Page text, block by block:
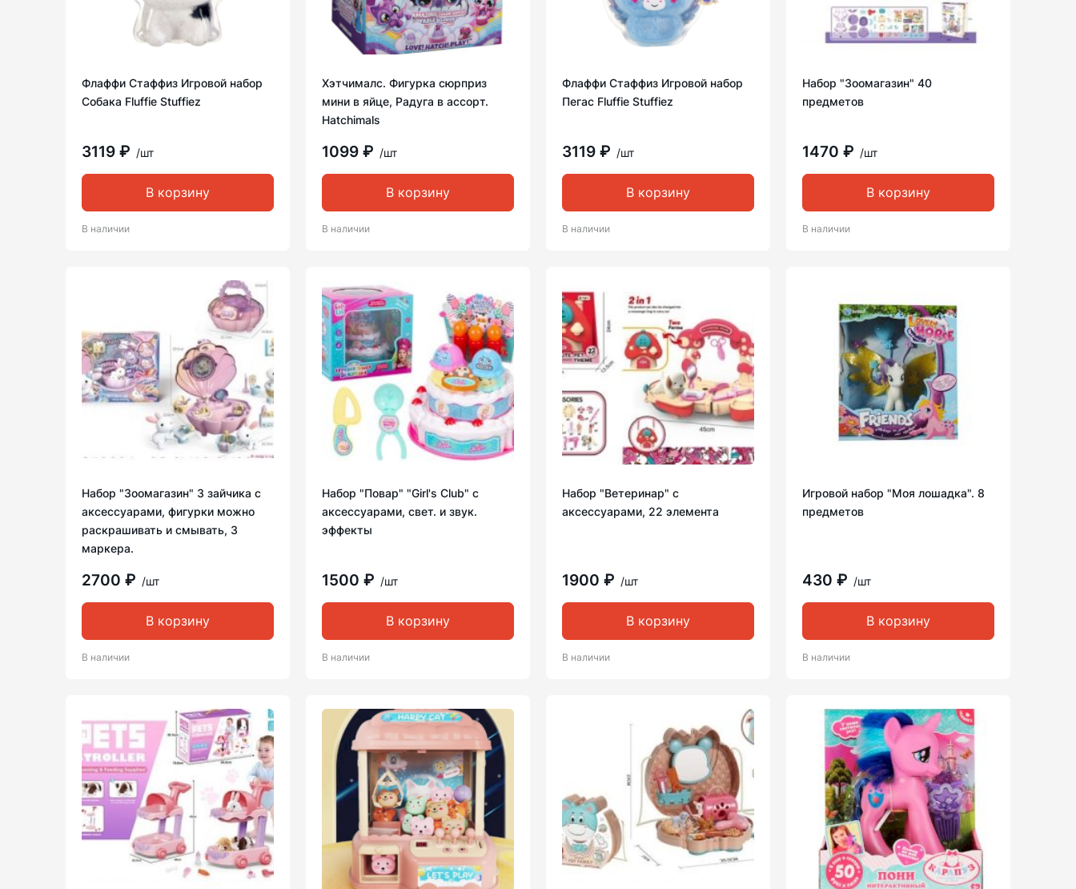
Флаффи Стаффиз Игровой набор
Собака Fluffie Stuffiez
3119 ₽ /шт
В корзину
В наличии
Хэтчималс. Фигурка сюрприз
мини в яйце, Радуга в ассорт.
Hatchimals
1099 ₽ /шт
В корзину
В наличии
Флаффи Стаффиз Игровой набор
Пегас Fluffie Stuffiez
3119 ₽ /шт
В корзину
В наличии
Набор "Зоомагазин" 40
предметов
1470 ₽ /шт
В корзину
В наличии
Набор "Зоомагазин" 3 зайчика с
аксессуарами, фигурки можно
раскрашивать и смывать, 3
маркера.
2700 ₽ /шт
В корзину
В наличии
Набор "Повар" "Girl's Club" с
аксессуарами, свет. и звук.
эффекты
1500 ₽ /шт
В корзину
В наличии
Набор "Ветеринар" с
аксессуарами, 22 элемента
1900 ₽ /шт
В корзину
В наличии
Игровой набор "Моя лошадка". 8
предметов
430 ₽ /шт
В корзину
В наличии